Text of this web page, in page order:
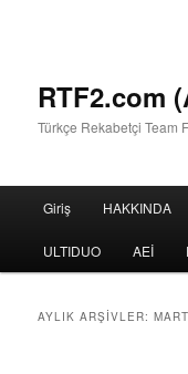
RTF2.com
Türkçe Rekabetçi Team
Giriş HAKKINDA
ULTIDUO AEİ
AYLIK ARŞIVLER: